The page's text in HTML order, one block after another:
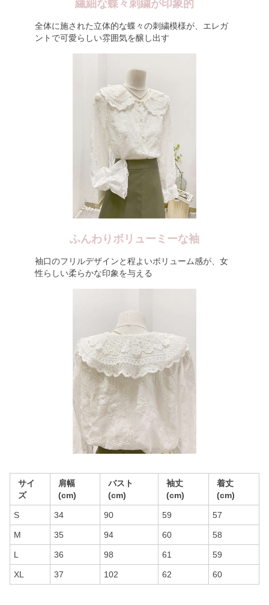
繊細な蝶々刺繍が印象的
全体に施された立体的な蝶々の刺繍模様が、エレガ
ントで可愛らしい雰囲気を醸し出す
ふんわりボリューミーな袖
袖口のフリルデザインと程よいボリューム感が、女
性らしい柔らかな印象を与える
サイ
ズ
肩幅
(cm)
バスト
(cm)
袖丈
(cm)
着丈
(cm)
S 34 90 59 57
M 35 94 60 58
L 36 98 61 59
XL 37 102 62 60